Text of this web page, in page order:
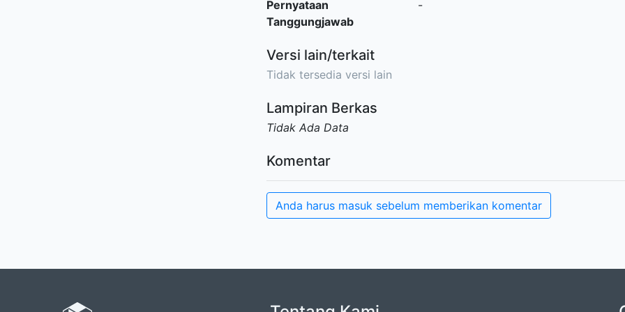
Pernyataan
Tanggungjawab
-
Versi lain/terkait
Tidak tersedia versi lain
Lampiran Berkas
Tidak Ada Data
Komentar
Anda harus masuk sebelum memberikan komentar